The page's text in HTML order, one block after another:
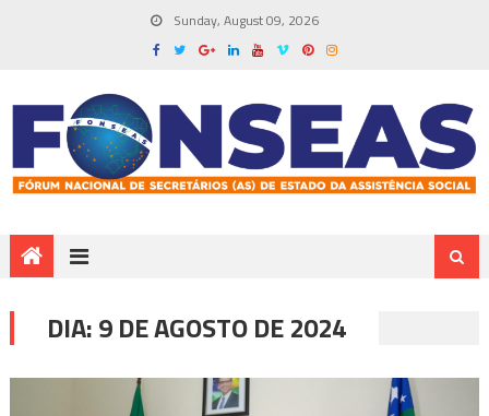
Sunday, August 09, 2026
DIA:9 DE AGOSTO DE 2024